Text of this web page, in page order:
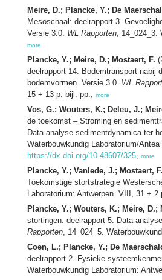
Meire, D.; Plancke, Y.; De
Mesoschaal: deelrapport 3.
Versie 3.0. WL Rapporten, 14_024_3.
more
Plancke, Y.; Meire, D.; Mostaert, F.
deelrapport 14. Bodemtransport
bodemvormen. Versie 3.0. WL
15 + 13 p. bijl. pp., more
Vos, G.; Wouters, K.; Deleu, J.;
de toekomst – Stroming en
Data‐analyse sedimentdynamica ter
Waterbouwkundig Laboratorium/
https://dx.doi.org/10.48607/325, more
Plancke, Y.; Vanlede, J.; Mostaert, F.
Toekomstige stortstrategie
Laboratorium: Antwerpen. VIII, 31 + 2
Plancke, Y.; Wouters, K.; Meire, D.;
stortingen: deelrapport 5. Data-
Rapporten, 14_024_5.
Coen, L.; Plancke, Y.; De
deelrapport 2. Fysieke
Waterbouwkundig Laboratorium: